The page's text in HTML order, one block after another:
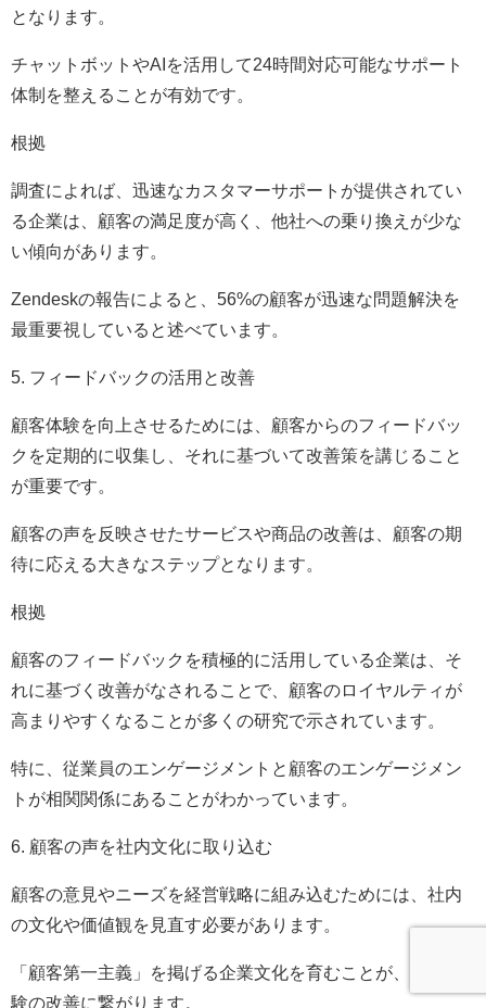
となります。
チャットボットやAIを活用して24時間対応可能なサポート
体制を整えることが有効です。
根拠
調査によれば、迅速なカスタマーサポートが提供されてい
る企業は、顧客の満足度が高く、他社への乗り換えが少な
い傾向があります。
Zendeskの報告によると、56%の顧客が迅速な問題解決を
最重要視していると述べています。
5. フィードバックの活用と改善
顧客体験を向上させるためには、顧客からのフィードバッ
クを定期的に収集し、それに基づいて改善策を講じること
が重要です。
顧客の声を反映させたサービスや商品の改善は、顧客の期
待に応える大きなステップとなります。
根拠
顧客のフィードバックを積極的に活用している企業は、そ
れに基づく改善がなされることで、顧客のロイヤルティが
高まりやすくなることが多くの研究で示されています。
特に、従業員のエンゲージメントと顧客のエンゲージメン
トが相関関係にあることがわかっています。
6. 顧客の声を社内文化に取り込む
顧客の意見やニーズを経営戦略に組み込むためには、社内
の文化や価値観を見直す必要があります。
「顧客第一主義」を掲げる企業文化を育むことが、顧客体
験の改善に繋がります。